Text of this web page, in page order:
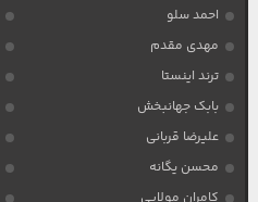
احمد سلو
مهدی مقدم
ترند اینستا
بابک جهانبخش
علیرضا قربانی
محسن یگانه
کامران مولایی